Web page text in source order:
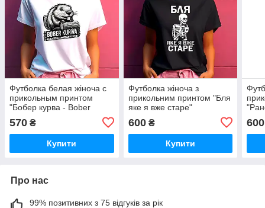
Футболка белая жіноча с
прикольным принтом
"Бобер курва - Bober
570 ₴
Купити
Футболка жіноча з
прикольним принтом "Бля
яке я вже старе"
600₴
Купити
600
Про нас
99% позитивних з 75 відгуків за рік